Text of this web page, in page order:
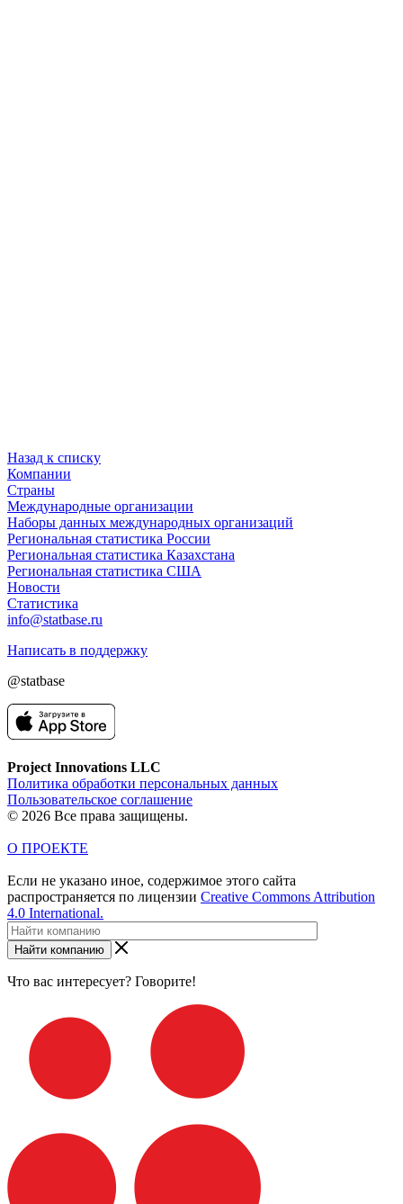
Назад к списку
Компании
Страны
Международные организации
Наборы данных международных организаций
Региональная статистика России
Региональная статистика Казахстана
Региональная статистика США
Новости
Статистика
info@statbase.ru
Написать в поддержку
@statbase
Project Innovations LLC
Политика обработки персональных данных
Пользовательское соглашение
© 2026 Все права защищены.
О ПРОЕКТЕ
Если не указано иное, содержимое этого сайта
распространяется по лицензии Creative Commons Attribution
4.0 International.
Найти компанию
Что вас интересует? Говорите!